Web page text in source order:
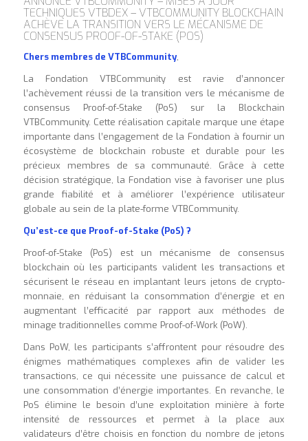
TECHNIQUES VTBDEX – VTBCOMMUNITY BLOCKCHAIN
ACHÈVE LA TRANSITION VERS LE MÉCANISME DE
CONSENSUS PROOF-OF-STAKE (POS)
Chers membres de VTBCommunity,
La Fondation VTBCommunity est ravie d’annoncer
l’achèvement réussi de la transition vers le mécanisme de
consensus Proof-of-Stake (PoS) sur la Blockchain
VTBCommunity. Cette réalisation capitale marque une étape
importante dans l’engagement de la Fondation à fournir un
écosystème de blockchain robuste et durable pour les
précieux membres de sa communauté. Grâce à cette
décision stratégique, la Fondation vise à favoriser une plus
grande fiabilité et à améliorer l’expérience utilisateur
globale au sein de la plate-forme VTBCommunity.
Qu’est-ce que Proof-of-Stake (PoS) ?
Proof-of-Stake (PoS) est un mécanisme de consensus
blockchain où les participants valident les transactions et
sécurisent le réseau en implantant leurs jetons de crypto-
monnaie, en réduisant la consommation d’énergie et en
augmentant l’efficacité par rapport aux méthodes de
minage traditionnelles comme Proof-of-Work (PoW).
Dans PoW, les participants s’affrontent pour résoudre des
énigmes mathématiques complexes afin de valider les
transactions, ce qui nécessite une puissance de calcul et
une consommation d’énergie importantes. En revanche, le
PoS élimine le besoin d’une exploitation minière à forte
intensité de ressources et permet à la place aux
validateurs d’être choisis en fonction du nombre de jetons